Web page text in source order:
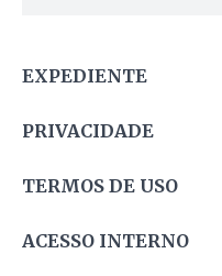
EXPEDIENTE
PRIVACIDADE
TERMOS DE USO
ACESSO INTERNO